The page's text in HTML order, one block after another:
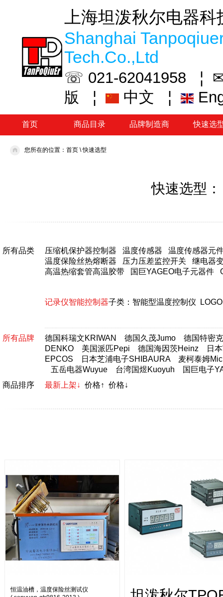
上海坦泼秋尔电器
Shanghai
Tech.Co.,Ltd
☏ 021-62041958 ¦
版
¦ 中文 ¦
首页 商品目录 品牌制造商 快速选
您所在的位置： 首页 \快速选型
快速选型
所有品类 压缩机保护器控制器 温度传感器
温度传感器元
温度保险丝热熔断器
压力压差监控开关
继电器
高温热缩套管高温胶带
国巨YAGEO电子元器件
记录仪智能控制器子类： 智能型温度控制仪
所有品牌 德国科瑞文KRIWAN 德国久茂Jumo
德国特密
DENKO
美国派匹Pepi 德国海因茨Heinz
日
EPCOS
日本芝浦电子SHIBAURA
麦柯泰姆
五岳电器Wuyue
台湾国煜Kuoyuh
国巨电子
商品排序
最新上架↓ 价格↑ 价格↓
恒温油槽，温度保险丝测试仪